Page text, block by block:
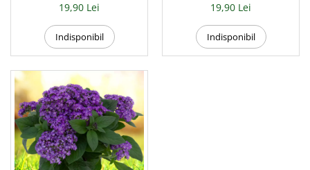
19,90 Lei
Indisponibil
19,90 Lei
Indisponibil